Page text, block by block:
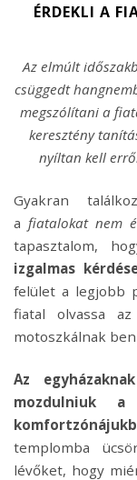
ÉRDEKLI A
Az elmúlt
csüggedt
megszólítani a
keresztény
nyíltan kell
Gyakran
a fiatalokat nem
tapasztalom,
izgalmas
felület a legjobb
fiatal olvassa
motoszkálnak
Az egyházaknak
mozdulniuk
templomba
lévőket, hogy